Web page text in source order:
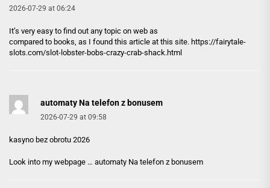
2026-07-29 at 06:24
It’s very easy to find out any topic on web as
compared to books, as I found this article at this site. https://fairytale-
slots.com/slot-lobster-bobs-crazy-crab-shack.html
automaty Na telefon z bonusem
2026-07-29 at 09:58
kasyno bez obrotu 2026
Look into my webpage … automaty Na telefon z bonusem